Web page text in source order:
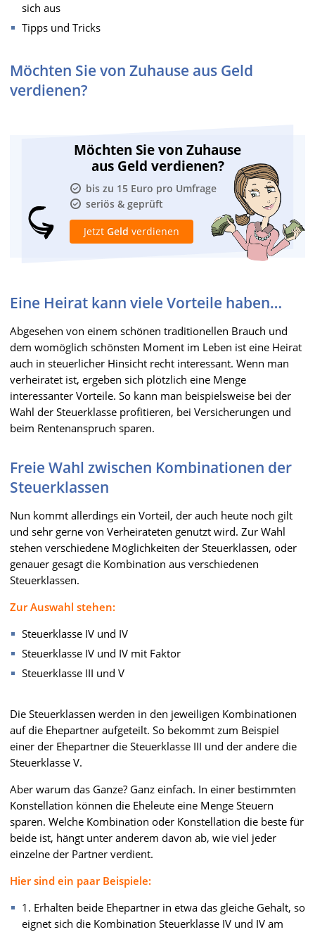
sich aus
Tipps und Tricks
Möchten Sie von Zuhause aus Geld
verdienen?
Möchten Sie von Zuhause
aus Geld verdienen?
bis zu 15 Euro pro Umfrage
seriös & geprüft
Jetzt Geld verdienen
Eine Heirat kann viele Vorteile haben…
Abgesehen von einem schönen traditionellen Brauch und
dem womöglich schönsten Moment im Leben ist eine Heirat
auch in steuerlicher Hinsicht recht interessant. Wenn man
verheiratet ist, ergeben sich plötzlich eine Menge
interessanter Vorteile. So kann man beispielsweise bei der
Wahl der Steuerklasse profitieren, bei Versicherungen und
beim Rentenanspruch sparen.
Freie Wahl zwischen Kombinationen der
Steuerklassen
Nun kommt allerdings ein Vorteil, der auch heute noch gilt
und sehr gerne von Verheirateten genutzt wird. Zur Wahl
stehen verschiedene Möglichkeiten der Steuerklassen, oder
genauer gesagt die Kombination aus verschiedenen
Steuerklassen.
Zur Auswahl stehen:
Steuerklasse IV und IV
Steuerklasse IV und IV mit Faktor
Steuerklasse III und V
Die Steuerklassen werden in den jeweiligen Kombinationen
auf die Ehepartner aufgeteilt. So bekommt zum Beispiel
einer der Ehepartner die Steuerklasse III und der andere die
Steuerklasse V.
Aber warum das Ganze? Ganz einfach. In einer bestimmten
Konstellation können die Eheleute eine Menge Steuern
sparen. Welche Kombination oder Konstellation die beste für
beide ist, hängt unter anderem davon ab, wie viel jeder
einzelne der Partner verdient.
Hier sind ein paar Beispiele:
1. Erhalten beide Ehepartner in etwa das gleiche Gehalt, so
eignet sich die Kombination Steuerklasse IV und IV am